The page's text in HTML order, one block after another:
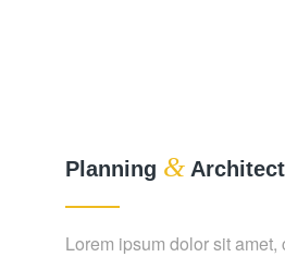
Planning &
Lorem ipsum dolor sit amet,